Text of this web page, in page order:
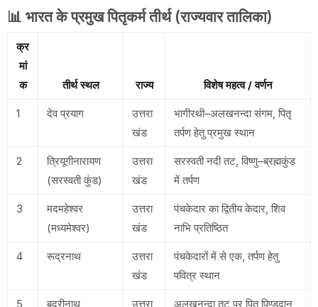
📊 भारत के प्रमुख पितृकर्म तीर्थ (राज्यवार तालिका)
क्र
मां
क
तीर्थ स्थल राज्य विशेष महत्व / वर्णन
1 देव प्रयाग
उत्तरा
खंड
भागीरथी–अलखनन्दा संगम, पितृ
तर्पण हेतु प्रमुख स्थान
2
त्रियूगीनारायण
(सरस्वती कुंड)
उत्तरा
खंड
सरस्वती नदी तट, विष्णु–ब्रह्मकुंड
में तर्पण
3
मदमहेश्वर
(मध्यमेश्वर)
उत्तरा
खंड
पंचकेदार का द्वितीय केदार, शिव
नाभि प्रतिष्ठित
4 रूद्रनाथ
उत्तरा
खंड
पंचकेदारों में से एक, तर्पण हेतु
पवित्र स्थान
5
बद्रीनाथ
उत्तरा
अलखनन्दा तट पर पितृ पिण्डदान